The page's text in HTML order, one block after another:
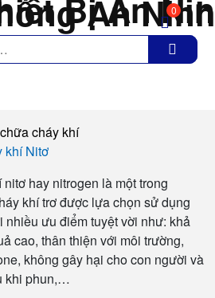
0
cháy khí
khí Nitơ
hay nitrogen là một trong
khí trơ được lựa chọn sử dụng
nhiều ưu điểm tuyệt vời như: khả
cao, thân thiện với môi trường,
không gây hại cho con người và
khi phun,…